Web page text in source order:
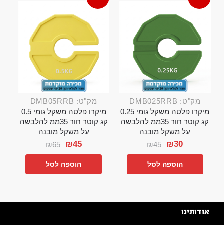
מק"ט: DMB025RRB
מיקרו פלטה משקל גומי 0.25
קג קוטר חור 35ממ להלבשה
על משקל מובנה
₪45 ₪30
הוספה לסל
מק"ט: DMB05RRB
מיקרו פלטה משקל גומי 0.5
קג קוטר חור 35ממ להלבשה
על משקל מובנה
₪65 ₪45
הוספה לסל
אודותינו